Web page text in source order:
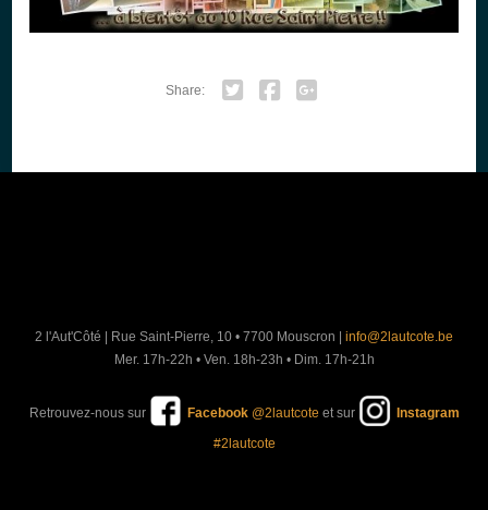
Share:
2 l'Aut'Côté Rue Saint-Pierre, 10 • 7700 Mouscron
info@2lautcote.be
Mer. 17h-22h • Ven. 18h-23h • Dim. 17h-21h
Retrouvez-nous sur Facebook@2lautcote et sur Instagram
#2lautcote